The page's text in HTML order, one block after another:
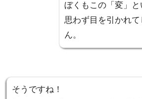
ぼくもこの「変」
思わず目を引かれ
ん。
そうですね！